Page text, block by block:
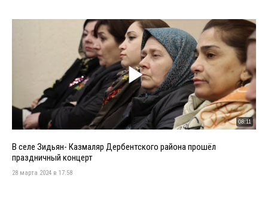
08:11
В селе Зидьян- Казмаляр Дербентского района прошёл
праздничный концерт
28 марта 2024 в 17:58